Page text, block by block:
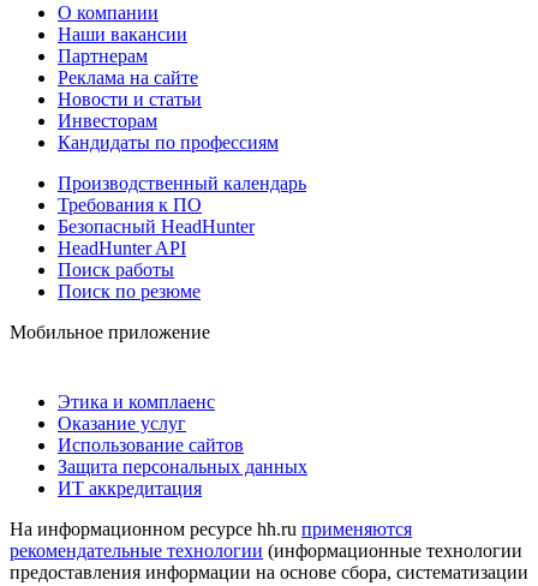
О компании
Наши вакансии
Партнерам
Реклама на сайте
Новости и статьи
Инвесторам
Кандидаты по профессиям
Производственный календарь
Требования к ПО
Безопасный HeadHunter
HeadHunter API
Поиск работы
Поиск по резюме
Мобильное приложение
Этика и комплаенс
Оказание услуг
Использование сайтов
Защита персональных данных
ИТ аккредитация
На информационном ресурсе hh.ru применяются
рекомендательные технологии (информационные технологии
предоставления информации на основе сбора, систематизации